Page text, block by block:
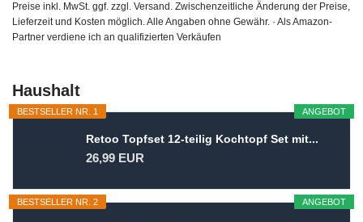
Preise inkl. MwSt. ggf. zzgl. Versand. Zwischenzeitliche Änderung der Preise,
Lieferzeit und Kosten möglich. Alle Angaben ohne Gewähr. · Als Amazon-
Partner verdiene ich an qualifizierten Verkäufen
Haushalt
ANGEBOT
BESTSELLER NR. 1
Retoo Topfset 12-teilig Kochtopf Set mit...
26,99 EUR
ANGEBOT
BESTSELLER NR. 2